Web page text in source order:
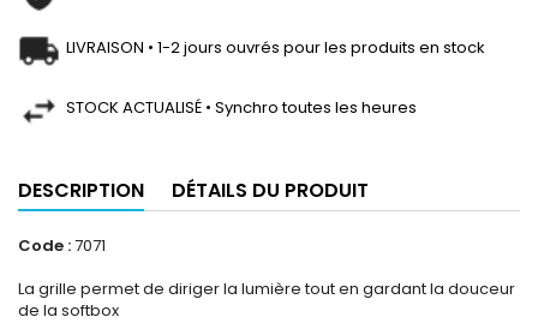
LIVRAISON • 1-2 jours ouvrés pour les produits en stock
STOCK ACTUALISÉ • Synchro toutes les heures
DESCRIPTION DÉTAILS DU PRODUIT
Code :7071
La grille permet de diriger la lumière tout en gardant la douceur
de la softbox